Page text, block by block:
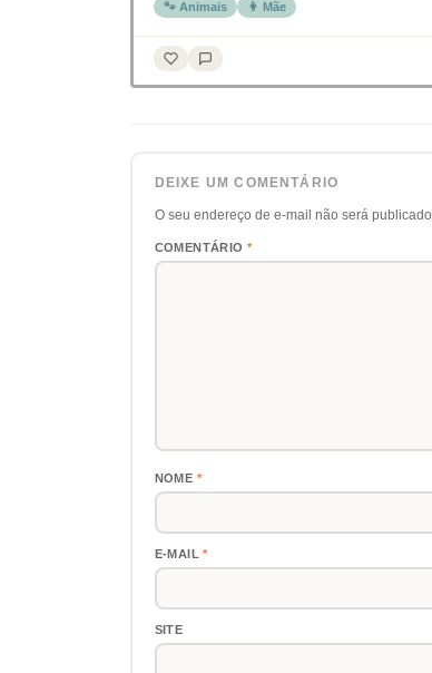
🐾 Animais 👩 Mãe
DEIXE UM COMENTÁRIO
O seu endereço de e-mail não será publicado.
COMENTÁRIO *
NOME *
E-MAIL*
SITE